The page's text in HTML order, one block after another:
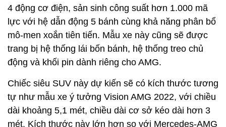
4 động cơ điện, sản sinh công suất hơn 1.000 mã
lực với hệ dẫn động 5 bánh cùng khả năng phân bổ
mô-men xoắn tiên tiến. Mẫu xe này cũng sẽ được
trang bị hệ thống lái bốn bánh, hệ thống treo chủ
động và khối pin dành riêng cho AMG.
Chiếc siêu SUV này dự kiến ​​sẽ có kích thước tương
tự như mẫu xe ý tưởng Vision AMG 2022, với chiều
dài khoảng 5,1 mét, chiều dài cơ sở kéo dài hơn 3
mét. Kích thước này lớn hơn so với Mercedes-AMG